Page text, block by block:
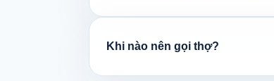
Khi nào nên gọi thợ?